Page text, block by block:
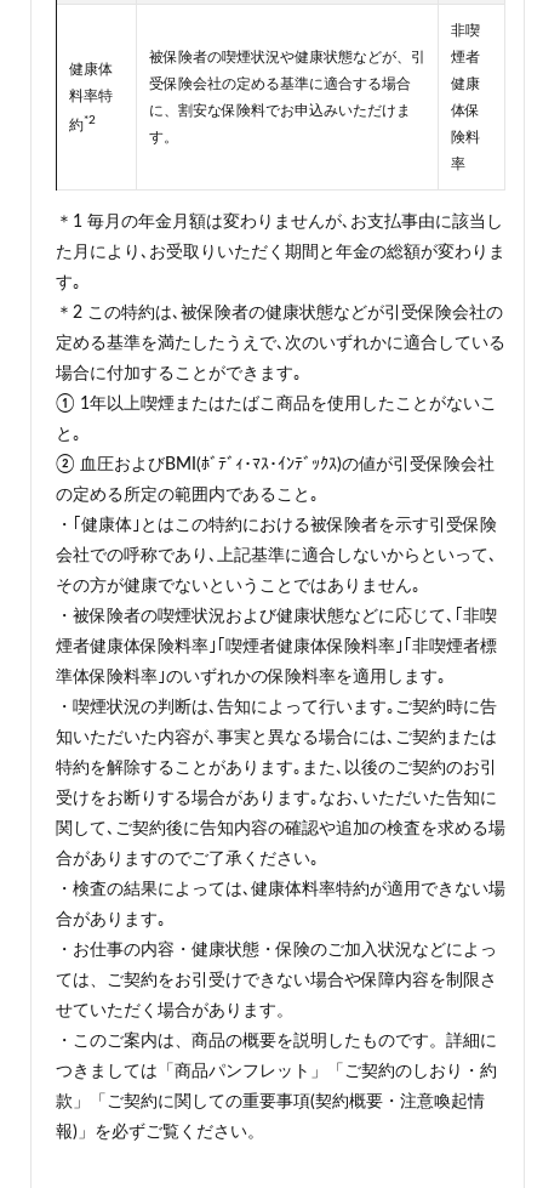
健康体
料率特
約*2
被保険者の喫煙状況や健康状態などが、引
受保険会社の定める基準に適合する場合
に、割安な保険料でお申込みいただけま
す。
非喫
煙者
健康
体保
険料
率
＊1 毎月の年金月額は変わりませんが､お支払事由に該当し
た月により､お受取りいただく期間と年金の総額が変わりま
す｡
＊2 この特約は､被保険者の健康状態などが引受保険会社の
定める基準を満たしたうえで､次のいずれかに適合している
場合に付加することができます｡
① 1年以上喫煙またはたばこ商品を使用したことがないこ
と｡
② 血圧およびBMI(ﾎﾞﾃﾞｨ･ﾏｽ･ｲﾝﾃﾞｯｸｽ)の値が引受保険会社
の定める所定の範囲内であること｡
・｢健康体｣とはこの特約における被保険者を示す引受保険
会社での呼称であり､上記基準に適合しないからといって､
その方が健康でないということではありません｡
・被保険者の喫煙状況および健康状態などに応じて､｢非喫
煙者健康体保険料率｣｢喫煙者健康体保険料率｣｢非喫煙者標
準体保険料率｣のいずれかの保険料率を適用します｡
・喫煙状況の判断は､告知によって行います｡ご契約時に告
知いただいた内容が､事実と異なる場合には､ご契約または
特約を解除することがあります｡また､以後のご契約のお引
受けをお断りする場合があります｡なお､いただいた告知に
関して､ご契約後に告知内容の確認や追加の検査を求める場
合がありますのでご了承ください｡
・検査の結果によっては､健康体料率特約が適用できない場
合があります｡
・お仕事の内容・健康状態・保険のご加入状況などによっ
ては、ご契約をお引受けできない場合や保障内容を制限さ
せていただく場合があります。
・このご案内は、商品の概要を説明したものです。詳細に
つきましては「商品パンフレット」「ご契約のしおり・約
款」「ご契約に関しての重要事項(契約概要・注意喚起情
報)」を必ずご覧ください。